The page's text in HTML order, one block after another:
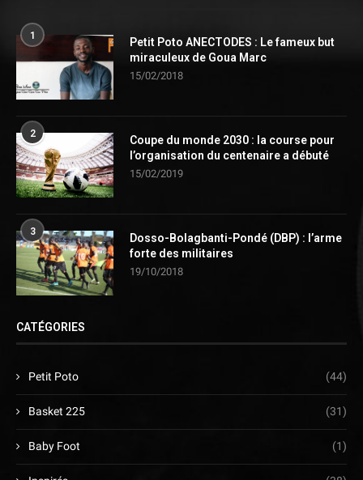
1
Petit Poto ANECTODES : Le fameux but
miraculeux de Goua Marc
15/02/2018
2
Coupe du monde 2030 : la course pour
l’organisation du centenaire a débuté
15/02/2019
3
Dosso-Bolagbanti-Pondé (DBP) : l’arme
forte des militaires
19/10/2018
CATÉGORIES
Petit Poto (44)
Basket 225 (31)
Baby Foot (1)